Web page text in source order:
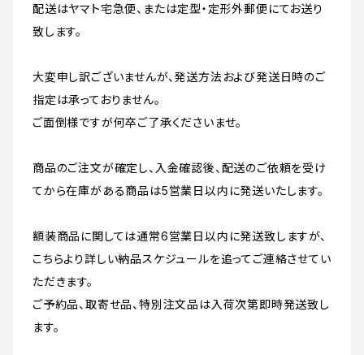
配送はヤマト宅急便、または定型・定形外郵便にてお送り
致します。
大変申し訳ございませんが、発送方法および発送日時のご
指定は承っておりません。
ご面倒様ですが何卒ご了承くださいませ。
商品のご注文が確定し、入金確認後、配送のご依頼を受け
てから在庫がある商品は5営業日以内に発送いたします。
額装商品に関しては通常6営業日以内に発送致しますが、
こちらより詳しい納品スケジュールを追ってご連絡させてい
ただきます。
ご予約品、取寄せ品、特別注文品は入荷次第即時発送致し
ます。